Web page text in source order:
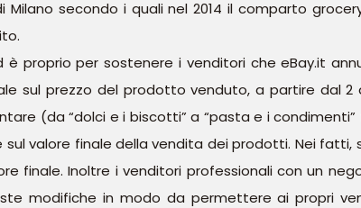
Milano secondo i quali nel 2014 il comparto
è proprio per sostenere i venditori che eBay.it
sul prezzo del prodotto venduto, a partire dal 2
(da “dolci e i biscotti” a “pasta e i
valore finale della vendita dei prodotti. Nei fatti,
finale. Inoltre i venditori professionali con un
modifiche in modo da permettere ai propri